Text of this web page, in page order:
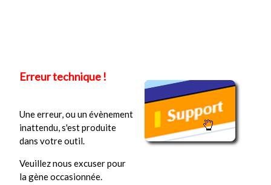
Erreur technique !
Une erreur, ou un évènement
inattendu, s'est produite
dans votre outil.
Veuillez nous excuser pour
la gène occasionnée.